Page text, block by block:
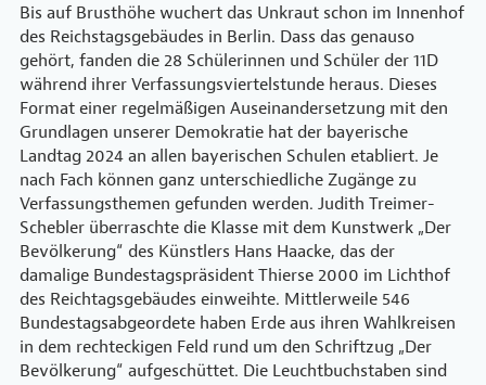
Bis auf Brusthöhe wuchert das Unkraut schon im Innenhof
des Reichstagsgebäudes in Berlin. Dass das genauso
gehört, fanden die 28 Schülerinnen und Schüler der 11D
während ihrer Verfassungsviertelstunde heraus. Dieses
Format einer regelmäßigen Auseinandersetzung mit den
Grundlagen unserer Demokratie hat der bayerische
Landtag 2024 an allen bayerischen Schulen etabliert. Je
nach Fach können ganz unterschiedliche Zugänge zu
Verfassungsthemen gefunden werden. Judith Treimer-
Schebler überraschte die Klasse mit dem Kunstwerk „Der
Bevölkerung“ des Künstlers Hans Haacke, das der
damalige Bundestagspräsident Thierse 2000 im Lichthof
des Reichtagsgebäudes einweihte. Mittlerweile 546
Bundestagsabgeordete haben Erde aus ihren Wahlkreisen
in dem rechteckigen Feld rund um den Schriftzug „Der
Bevölkerung“ aufgeschüttet. Die Leuchtbuchstaben sind